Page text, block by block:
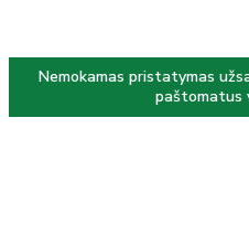
Nemokamas pristatymas
paštomatus